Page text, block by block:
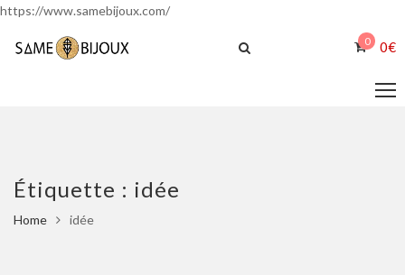
https://www.samebijoux.com/
0 0€
Étiquette : idée
Home idée